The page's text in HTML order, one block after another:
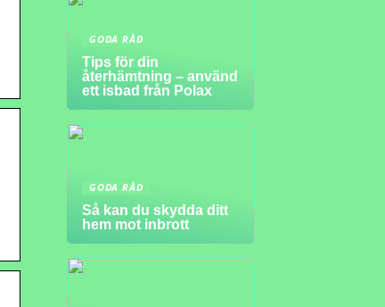
GODA RÅD
Tips för din
återhämtning – använd
ett isbad från Polax
GODA RÅD
Så kan du skydda ditt
hem mot inbrott